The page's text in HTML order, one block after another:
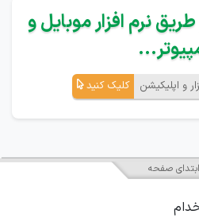
نرم افزار موبایل و
و اپلیکیشن کلیک کنید
ابتدای صفحه